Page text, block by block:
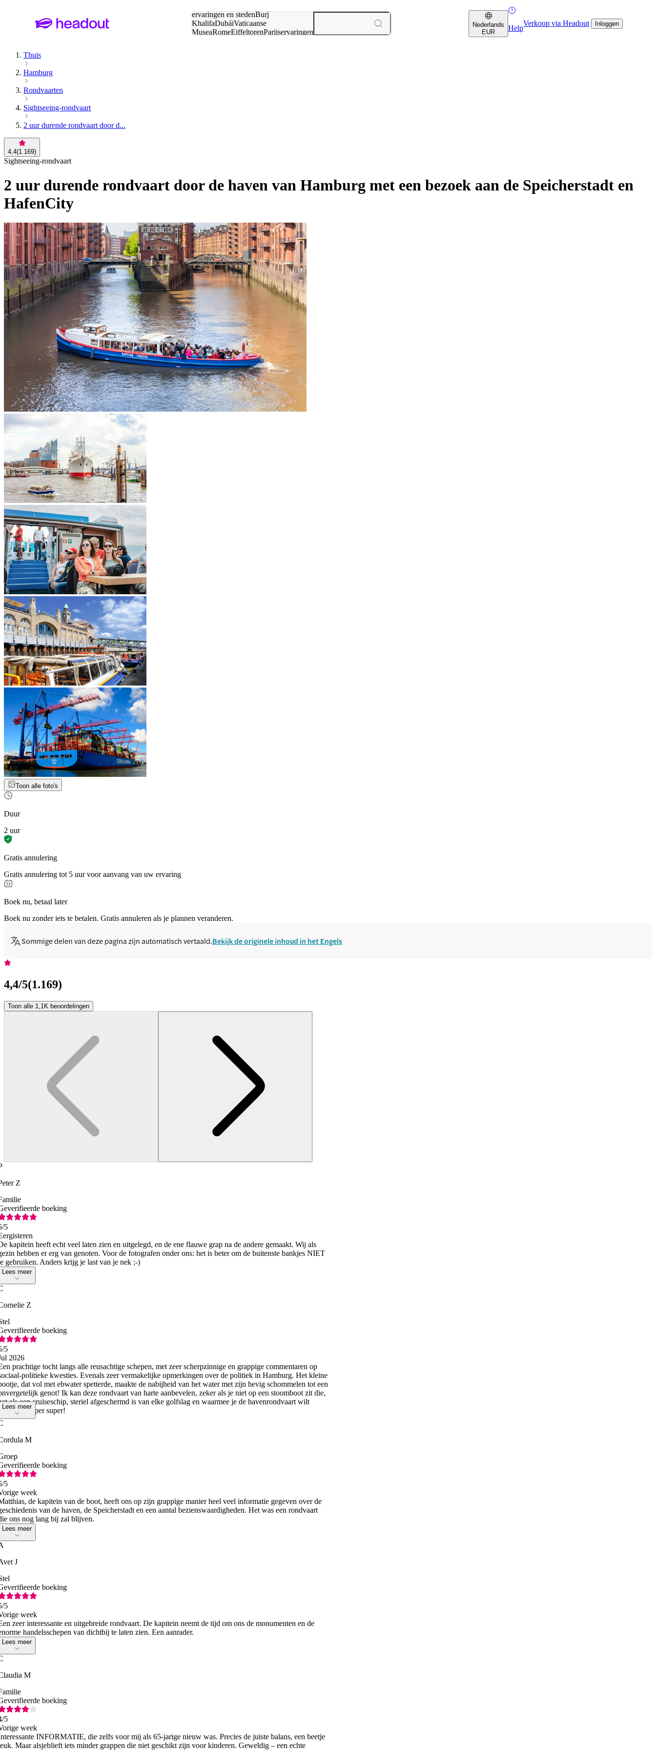
ervaringen en stedenBurj
KhalifaDubáiVaticaanse
MuseaRomeEiffeltorenParijservaringen
Nederlands
EUR
Help
Verkoop via Headout Inloggen
Thuis
Hamburg
Rondvaarten
Sightseeing-rondvaart
2 uur durende rondvaart door d...
4,4(1.169)
Sightseeing-rondvaart
2 uur durende rondvaart door de haven van Hamburg met een bezoek aan de Speicherstadt en
HafenCity
Toon alle foto's
Duur
2 uur
Gratis annulering
Gratis annulering tot 5 uur voor aanvang van uw ervaring
Boek nu, betaal later
Boek nu zonder iets te betalen. Gratis annuleren als je plannen veranderen.
Sommige delen van deze pagina zijn automatisch vertaald.Bekijk de originele inhoud in het Engels
4,4/5(1.169)
Toon alle 1,1K beoordelingen
Z
boeking
/5
kapitein heeft echt veel laten zien en uitgelegd, en de ene flauwe grap na de andere gemaakt. Wij als
hebben er erg van genoten. Voor de fotografen onder ons: het is beter om de buitenste bankjes NIET
gebruiken. Anders krijg je last van je nek ;-)
Lees meer
Z
boeking
/5
2026
prachtige tocht langs alle reusachtige schepen, met zeer scherpzinnige en grappige commentaren op
politieke kwesties. Evenals zeer vermakelijke opmerkingen over de politiek in Hamburg. Het kleine
dat vol met ebwater spetterde, maakte de nabijheid van het water met zijn hevig schommelen tot een
genot! Ik kan deze rondvaart van harte aanbevelen, zeker als je niet op een stoomboot zit die,
als een cruiseschip, steriel afgeschermd is van elke golfslag en waarmee je de havenrondvaart wilt
Super super!
Lees meer
M
boeking
/5
week
de kapitein van de boot, heeft ons op zijn grappige manier heel veel informatie gegeven over de
van de haven, de Speicherstadt en een aantal bezienswaardigheden. Het was een rondvaart
ons nog lang bij zal blijven.
Lees meer
J
boeking
/5
week
zeer interessante en uitgebreide rondvaart. De kapitein neemt de tijd om ons de monumenten en de
handelsschepen van dichtbij te laten zien. Een aanrader.
Lees meer
M
boeking
/5
week
INFORMATIE, die zelfs voor mij als 65-jarige nieuw was. Precies de juiste balans, een beetje
Maar alsjeblieft iets minder grappen die niet geschikt zijn voor kinderen. Geweldig – een echte